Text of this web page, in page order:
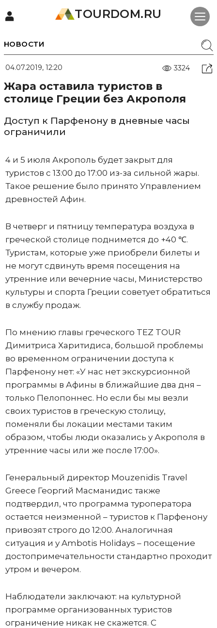
TOURDOM.RU
НОВОСТИ
04.07.2019, 12:20 3324
Жара оставила туристов в
столице Греции без Акрополя
Доступ к Парфенону в дневные часы
ограничили
4 и 5 июля Акрополь будет закрыт для
туристов с 13:00 до 17:00 из-за сильной жары.
Такое решение было принято Управлением
древностей Афин.
В четверг и пятницу температура воздуха в
греческой столице поднимется до +40 ℃.
Туристам, которые уже приобрели билеты и
не могут сдвинуть время посещения на
утренние или вечерние часы, Министерство
культуры и спорта Греции советует обратиться
в службу продаж.
По мнению главы греческого TEZ TOUR
Димитриса Харитидиса, большой проблемы
во временном ограничении доступа к
Парфенону нет: «У нас нет экскурсионной
программы в Афины в ближайшие два дня –
только Пелопоннес. Но если бы мы везли
своих туристов в греческую столицу,
поменяли бы локации местами таким
образом, чтобы люди оказались у Акрополя в
утренние часы или же после 17:00».
Генеральный директор Mouzenidis Travel
Greece Георгий Масманидис также
подтвердил, что программа туроператора
остается неизменной – туристов к Парфенону
привозят строго до 12:00. Аналогичная
ситуация и у Ambotis Holidays – посещение
достопримечательности стандартно проходит
утром и вечером.
Наблюдатели заключают: на культурной
программе организованных туристов
ограничение никак не скажется. С